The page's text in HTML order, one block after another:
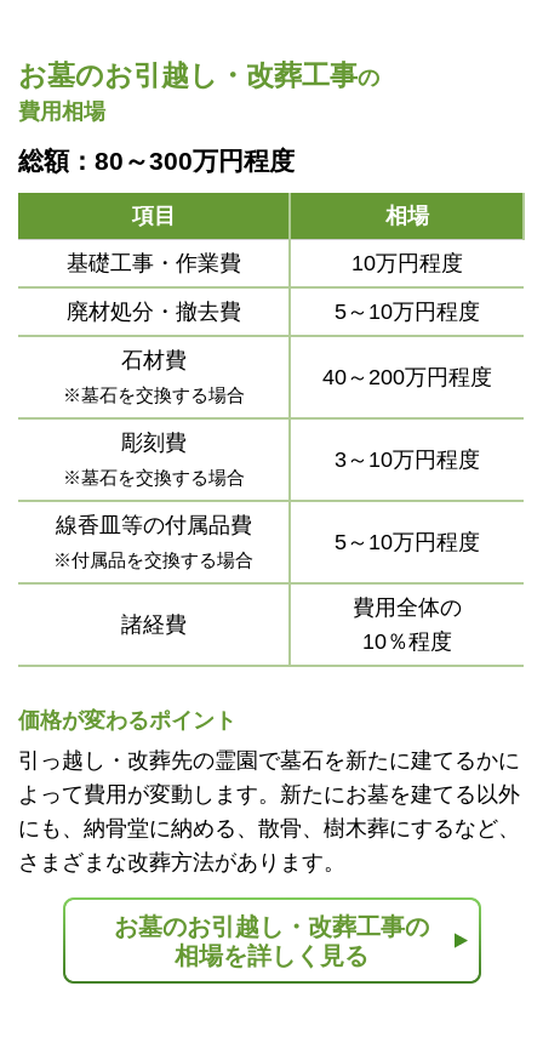
お墓のお引越し・改葬工事の
費用相場
総額：80～300万円程度
項目
相場
基礎工事・作業費
10万円程度
廃材処分・撤去費
5～10万円程度
石材費
※墓石を交換する場合
40～200万円程度
彫刻費
※墓石を交換する場合
3～10万円程度
線香皿等の付属品費
※付属品を交換する場合
5～10万円程度
諸経費
費用全体の
10％程度
価格が変わるポイント
引っ越し・改葬先の霊園で墓石を新たに建てるかに
よって費用が変動します。新たにお墓を建てる以外
にも、納骨堂に納める、散骨、樹木葬にするなど、
さまざまな改葬方法があります。
お墓のお引越し・改葬工事の
相場を詳しく見る